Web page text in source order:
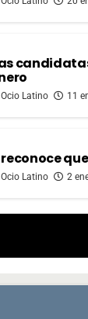
Latino 11
Latino 2